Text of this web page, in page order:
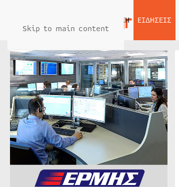
Skip to main content
ΑΡΧΙΚΗ ΕΙΔΗΣΕΙΣ